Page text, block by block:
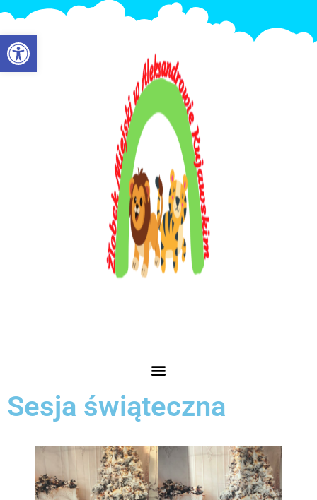
Otwórz pasek narzędzi
Sesja świąteczna